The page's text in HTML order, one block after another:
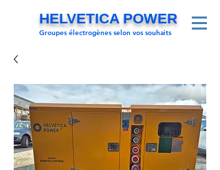
Groupes électrogènes selon vos souhaits
HELVETICA POWER